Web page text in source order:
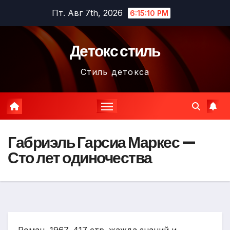
содержимому
Пт. Авг 7th, 2026 6:15:11 PM
Детокс стиль
Стиль детокса
Габриэль Гарсиа Маркес —
Сто лет одиночества